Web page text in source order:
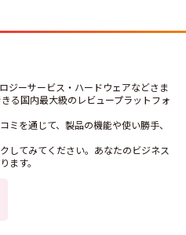
ジーサービス・ハードウェアなどさま
る国内最大級のレビュープラットフォ
ミを通じて、製品の機能や使い勝手、
してみてください。あなたのビジネス
ます。